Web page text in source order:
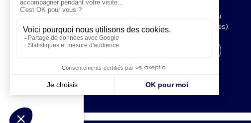
Sexte et None. Il permet à l’Église de
retrouver son Seigneur entre l’office du
matin (Laudes) et l’office du soir (Vêpres).